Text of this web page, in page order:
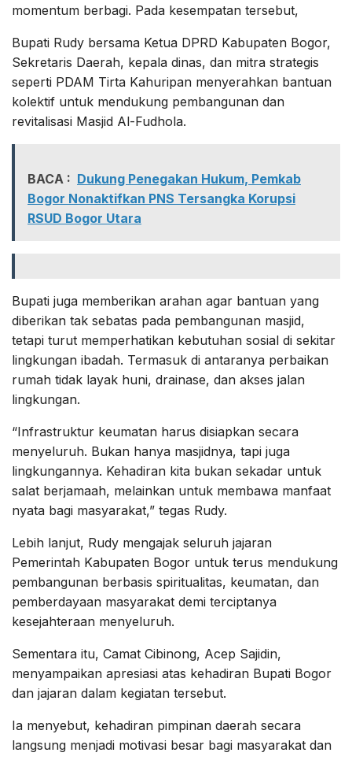
momentum berbagi. Pada kesempatan tersebut,
Bupati Rudy bersama Ketua DPRD Kabupaten Bogor,
Sekretaris Daerah, kepala dinas, dan mitra strategis
seperti PDAM Tirta Kahuripan menyerahkan bantuan
kolektif untuk mendukung pembangunan dan
revitalisasi Masjid Al-Fudhola.
BACA : Dukung Penegakan Hukum, Pemkab
Bogor Nonaktifkan PNS Tersangka Korupsi
RSUD Bogor Utara
Bupati juga memberikan arahan agar bantuan yang
diberikan tak sebatas pada pembangunan masjid,
tetapi turut memperhatikan kebutuhan sosial di sekitar
lingkungan ibadah. Termasuk di antaranya perbaikan
rumah tidak layak huni, drainase, dan akses jalan
lingkungan.
“Infrastruktur keumatan harus disiapkan secara
menyeluruh. Bukan hanya masjidnya, tapi juga
lingkungannya. Kehadiran kita bukan sekadar untuk
salat berjamaah, melainkan untuk membawa manfaat
nyata bagi masyarakat,” tegas Rudy.
Lebih lanjut, Rudy mengajak seluruh jajaran
Pemerintah Kabupaten Bogor untuk terus mendukung
pembangunan berbasis spiritualitas, keumatan, dan
pemberdayaan masyarakat demi terciptanya
kesejahteraan menyeluruh.
Sementara itu, Camat Cibinong, Acep Sajidin,
menyampaikan apresiasi atas kehadiran Bupati Bogor
dan jajaran dalam kegiatan tersebut.
Ia menyebut, kehadiran pimpinan daerah secara
langsung menjadi motivasi besar bagi masyarakat dan